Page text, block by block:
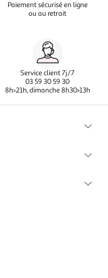
Paiement sécurisé en ligne
ou au retrait
Service client 7j/7
03 59 30 59 30
8h>21h, dimanche 8h30>13h